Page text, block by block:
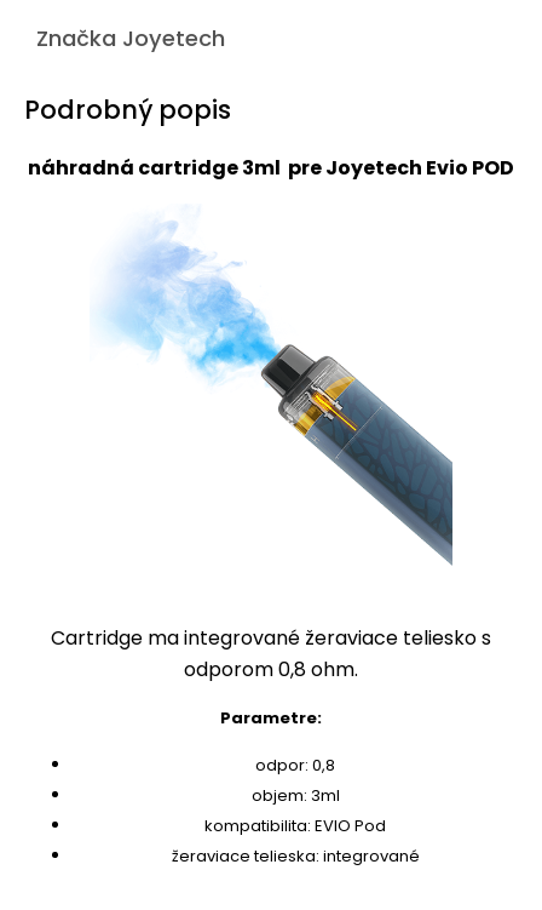
Značka Joyetech
Podrobný popis
náhradná cartridge 3ml pre Joyetech Evio POD
Cartridge ma integrované žeraviace teliesko s
odporom 0,8 ohm.
Parametre:
odpor: 0,8
objem: 3ml
kompatibilita: EVIO Pod
žeraviace telieska: integrované